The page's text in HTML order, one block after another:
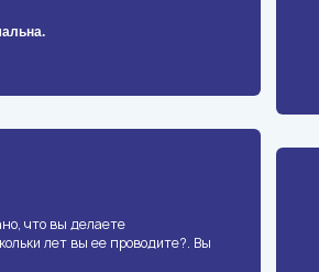
что вы делаете
лет вы ее проводите?. Вы